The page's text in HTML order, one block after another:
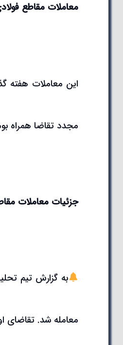
معاملات مقاطع
این معاملات هفته گذشته مورخ 14/
مجدد تقاضا همراه
جزئیات معاملات
به گزارش تیم
معامله شد. تقاضای اولیه معادل ۱۰۴ هزار و ۳۰۲